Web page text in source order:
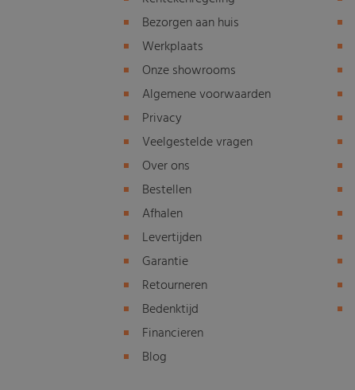
Bezorgen aan huis
Werkplaats
Onze showrooms
Algemene voorwaarden
Privacy
Veelgestelde vragen
Over ons
Bestellen
Afhalen
Levertijden
Garantie
Retourneren
Bedenktijd
Financieren
Blog